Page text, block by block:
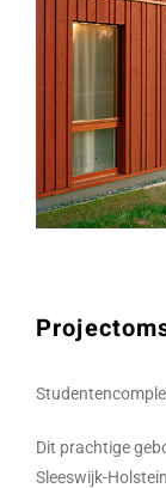
Dit prachtige
Sleeswijk-